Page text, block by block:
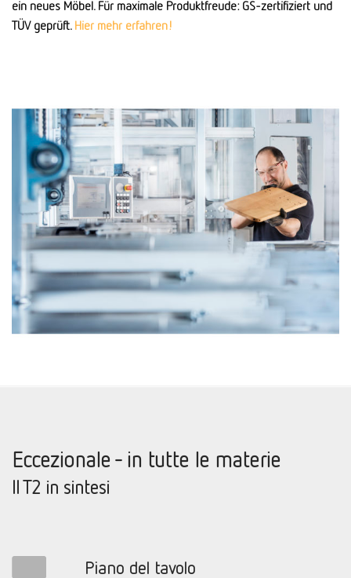
ein neues Möbel. Für maximale Produktfreude: GS-zertifiziert und
TÜV geprüft. Hier mehr erfahren!
Eccezionale - in tutte le materie
Il T2 in sintesi
Piano del tavolo